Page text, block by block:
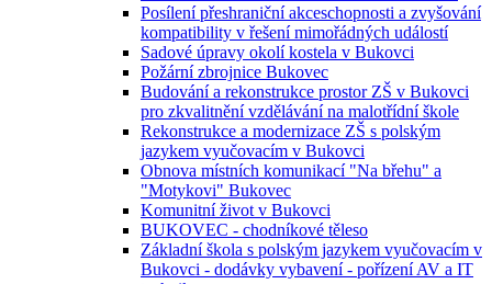
Posílení přeshraniční akceschopnosti a zvyšování
kompatibility v řešení mimořádných událostí
Sadové úpravy okolí kostela v Bukovci
Požární zbrojnice Bukovec
Budování a rekonstrukce prostor ZŠ v Bukovci
pro zkvalitnění vzdělávání na malotřídní škole
Rekonstrukce a modernizace ZŠ s polským
jazykem vyučovacím v Bukovci
Obnova místních komunikací "Na břehu" a
"Motykovi" Bukovec
Komunitní život v Bukovci
BUKOVEC - chodníkové těleso
Základní škola s polským jazykem vyučovacím v
Bukovci - dodávky vybavení - pořízení AV a IT